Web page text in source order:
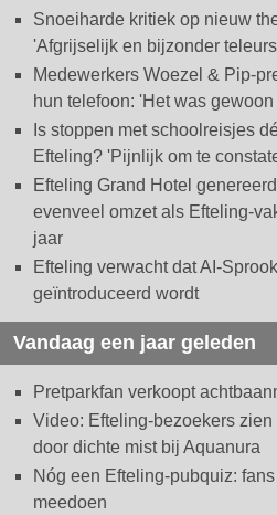
Snoeiharde kritiek op nieuw
'Afgrijselijk en bijzonder
Medewerkers Woezel & Pip-
hun telefoon: 'Het was
Is stoppen met schoolreisjes
Efteling? 'Pijnlijk om te
Efteling Grand Hotel
evenveel omzet als Efteling-
jaar
Efteling verwacht dat AI-
geïntroduceerd wordt
Vandaag een jaar geleden
Pretparkfan verkoopt
Video: Efteling-bezoekers
door dichte mist bij Aquanura
Nóg een Efteling-pubquiz:
meedoen